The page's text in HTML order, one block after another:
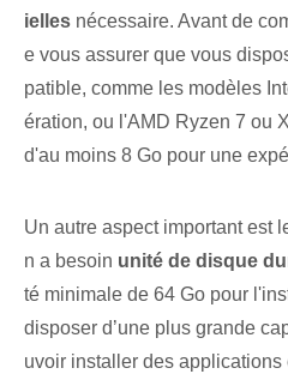
ielles nécessaire. Avant de
e vous assurer que vous
patible, comme les modèles
ération, ou l'AMD Ryzen 7 ou
d'au moins 8 Go pour une
Un autre aspect important est
n a besoin unité de disque
té minimale de 64 Go pour
disposer d’une plus grande
uvoir installer des